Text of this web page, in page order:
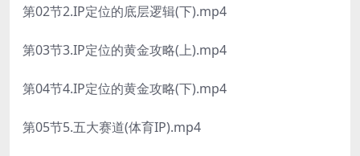
第02节2.IP定位的底层逻辑(下).mp4
第03节3.IP定位的黄金攻略(上).mp4
第04节4.IP定位的黄金攻略(下).mp4
第05节5.五大赛道(体育IP).mp4